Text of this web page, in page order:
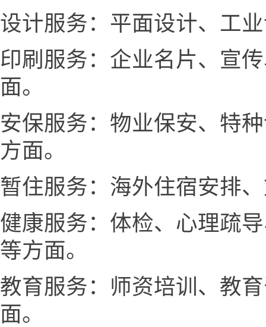
设计服务：平面设计、工
印刷服务：企业名片、宣
面。
安保服务：物业保安、特
方面。
暂住服务：海外住宿安排
健康服务：体检、心理疏
等方面。
教育服务：师资培训、教
面。